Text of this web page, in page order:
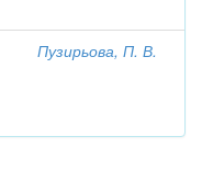
Пузирьова, П. В.